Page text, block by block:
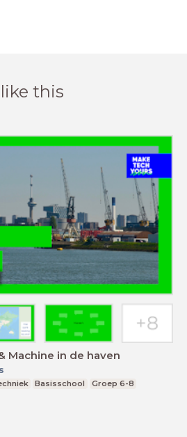
this
Machine in de haven
Basisschool Groep 6-8